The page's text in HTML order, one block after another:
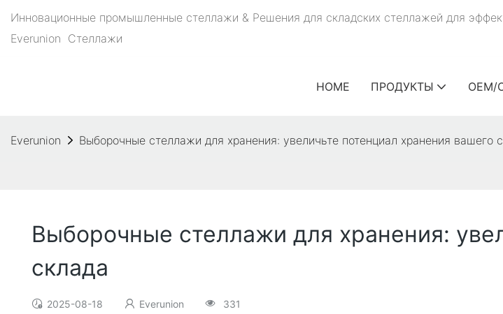
Инновационные промышленные стеллажи & Решения для складских стеллажей для
Everunion Стеллажи
HOME ПРОДУКТЫ OEM/
Everunion Выборочные стеллажи для хранения: увеличьте потенциал хранения вашего
Выборочные стеллажи для хранения:
склада
2025-08-18 Everunion 331